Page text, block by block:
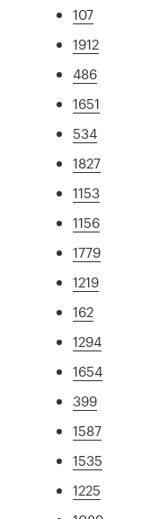
107
1912
486
1651
534
1827
1153
1156
1779
1219
162
1294
1654
399
1587
1535
1225